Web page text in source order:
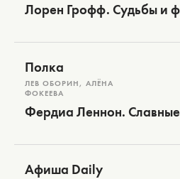
Лорен Грофф. Судьбы и
Полка
ЛЕВ ОБОРИН, АЛЁНА
ФОКЕЕВА
Фердиа Леннон. Славные
Афиша Daily